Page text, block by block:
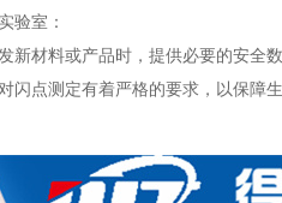
验室：
新材料或产品时，提供必要的安全数
闪点测定有着严格的要求，以保障